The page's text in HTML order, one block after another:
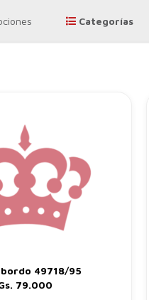
Categorías
49718/95
79.000